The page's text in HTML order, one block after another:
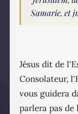
Samarie, et
Jésus dit de
Consolateur,
vous guidera
parlera pas